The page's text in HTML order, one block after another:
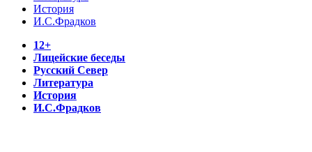
История
И.С.Фрадков
12+
Лицейские беседы
Русский Север
Литература
История
И.С.Фрадков